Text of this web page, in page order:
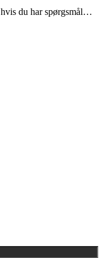
du har spørgsmål…